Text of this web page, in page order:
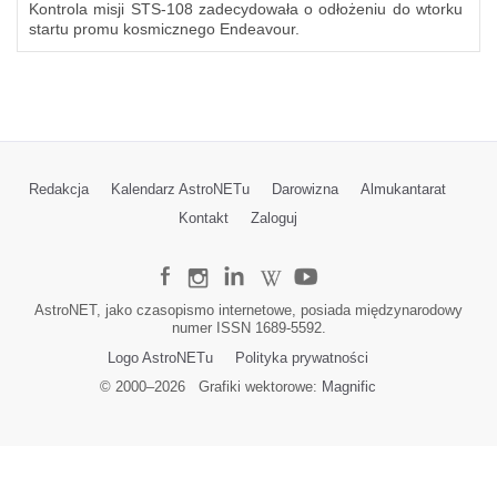
Kontrola misji STS-108 zadecydowała o odłożeniu do wtorku
startu promu kosmicznego Endeavour.
Redakcja Kalendarz AstroNETu Darowizna
Almukantarat
Kontakt
Zaloguj
AstroNET, jako czasopismo internetowe, posiada międzynarodowy
numer ISSN 1689-5592.
Logo AstroNETu
Polityka prywatności
© 2000–2026Grafiki wektorowe: Magnific